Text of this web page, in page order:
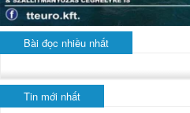
Bài đọc nhiều nhất
Tin mới nhất